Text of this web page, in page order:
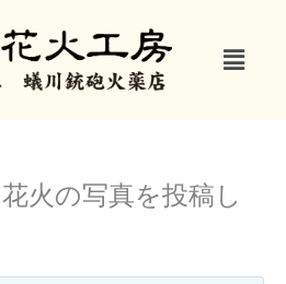
メ
ニ
火の写真を投稿し